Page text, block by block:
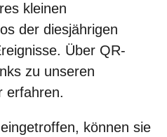
kleinen
der diesjährigen
Über QR-
zu unseren
erfahren.
können sie